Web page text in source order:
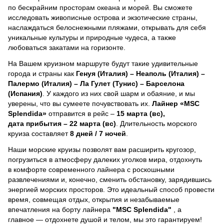
по бескрайним просторам океана и морей. Вы сможете
исследовать живописные острова и экзотические страны,
наслаждаться белоснежными пляжами, открывать для себя
уникальные культуры и природные чудеса, а также
любоваться закатами на горизонте.
На Вашем круизном маршруте будут такие удивительные
города и страны как Генуя (Италия) – Неаполь (Италия) –
Палермо (Италия) – Ла Гулет (Тунис) – Барселона
(Испания) . У каждого из них свой шарм и обаяние, и мы
уверены, что вы сумеете почувствовать их. Лайнер «MSC
Splendida» отправится в рейс – 15 марта (вс),
дата прибытия – 22 марта (вс) . Длительность морского
круиза составляет8 дней / 7 ночей
Наши морские круизы позволят вам расширить кругозор,
погрузиться в атмосферу далеких уголков мира, отдохнуть
в комфорте современного лайнера с роскошными
развлечениями и, конечно, сменить обстановку, зарядившись
энергией морских просторов. Это идеальный способ провести
время, совмещая отдых, открытия и незабываемые
впечатления на борту лайнера "MSC Splendida"
, a
главное — отдохнете душой и телом, мы это гарантируем!